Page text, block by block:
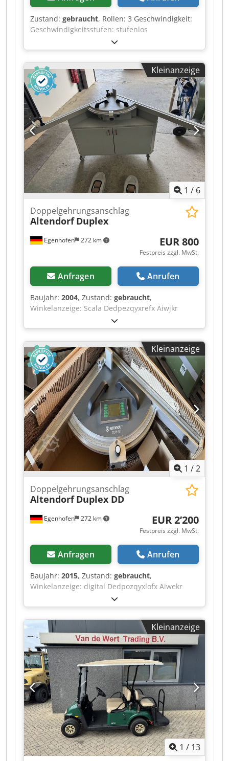
Zustand: gebraucht, Rollen: 3 Geschwindigkeit:
Geschwindigkeitsstufen: stufenlos
Kleinanzeige
1 / 6
Egenhofen 272 km
Doppelgehrungsanschlag
Altendorf Duplex
EUR 800
Festpreis zzgl. MwSt.
Anfragen Anrufen
Baujahr: 2004, Zustand: gebraucht,
Winkelanzeige: Scala Dedpezqyxrefx Aiwjkr
Maßanzeige Ablängklappen: Scala
Kleinanzeige
1 /2
Egenhofen 272 km
Doppelgehrungsanschlag
Altendorf Duplex DD
EUR 2’200
Festpreis zzgl. MwSt.
Anfragen Anrufen
Baujahr: 2015, Zustand: gebraucht,
Winkelanzeige: digital Dedpozqyxlofx Aiwekr
Maßanzeige Ablängklappen: digital
Kleinanzeige
1 / 13